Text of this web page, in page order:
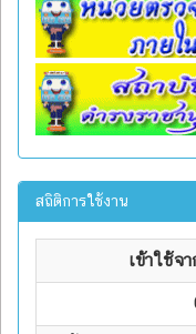
สถิติการใช้งาน
เข้าใช้จ